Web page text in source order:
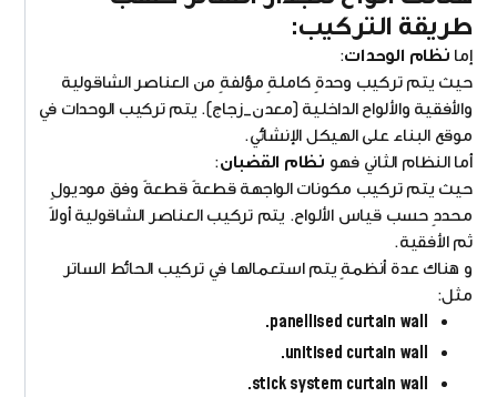
طريقة التركيب:
إما نظام الوحدات:
حيث يتم تركيب وحدةٍ كاملةٍ مؤلفةٍ من العناصر الشاقولية
والأفقية والألواح الداخلية (معدن_زجاج). يتم تركيب الوحدات في
موقع البناء على الهيكل الإنشائي.
أما النظام الثاني فهو نظام القضبان:
حيث يتم تركيب مكونات الواجهة قطعةً قطعةً وفق موديولٍ
محددٍ حسب قياس الألواح. يتم تركيب العناصر الشاقولية أولاً
ثم الأفقية.
و هناك عدة أنظمةٍ يتم استعمالها في تركيب الحائط الساتر
مثل:
panellised curtain wall.
unitised curtain wall.
stick system curtain wall.